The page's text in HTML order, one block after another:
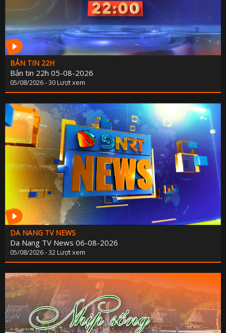
BẢN TIN 22H
Bản tin 22h 05-08-2026
05/08/2026 - 30 Lượt xem
DA NANG TV NEWS
Da Nang TV News 06-08-2026
05/08/2026 - 32 Lượt xem